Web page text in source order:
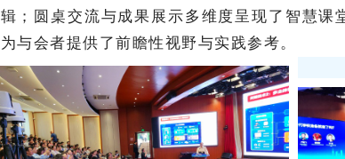
辑；圆桌交流与成果展示多维度呈现了智慧课
为与会者提供了前瞻性视野与实践参考。